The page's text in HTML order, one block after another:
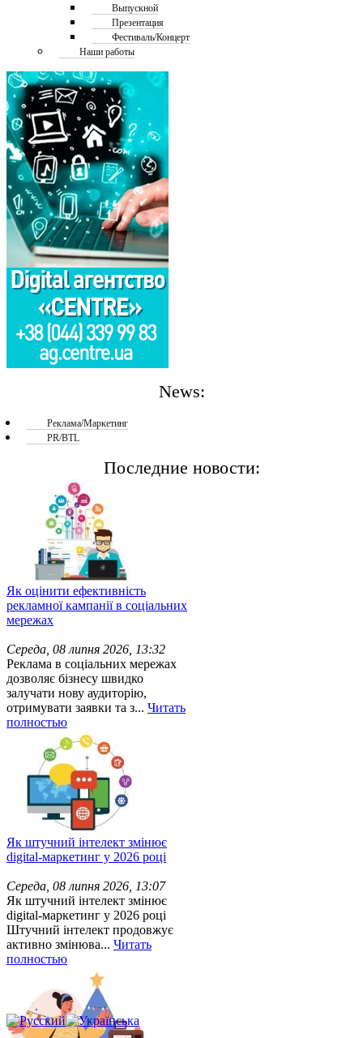
Выпускной
Презентация
Фестиваль/Концерт
Наши работы
News:
Реклама/Маркетинг
PR/BTL
Последние новости:
Як оцінити ефективність
рекламної кампанії в соціальних
мережах
Середа, 08 липня 2026, 13:32
Реклама в соціальних мережах
дозволяє бізнесу швидко
залучати нову аудиторію,
отримувати заявки та з... Читать
полностью
Як штучний інтелект змінює
digital-маркетинг у 2026 році
Середа, 08 липня 2026, 13:07
Як штучний інтелект змінює
digital-маркетинг у 2026 році
Штучний інтелект продовжує
активно змінюва... Читать
полностью